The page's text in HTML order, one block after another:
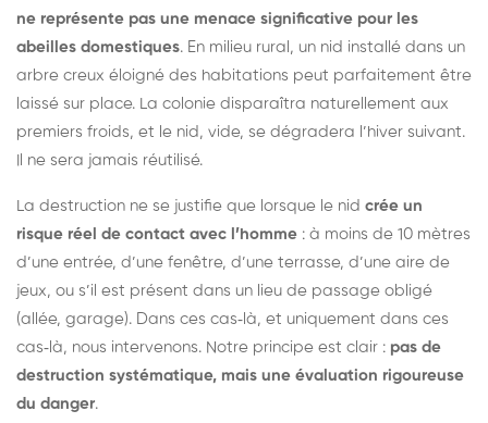
ne représente pas une menace significative pour les
abeilles domestiques. En milieu rural, un nid installé dans un
arbre creux éloigné des habitations peut parfaitement être
laissé sur place. La colonie disparaîtra naturellement aux
premiers froids, et le nid, vide, se dégradera l’hiver suivant.
Il ne sera jamais réutilisé.
La destruction ne se justifie que lorsque le nid crée un
risque réel de contact avec l’homme : à moins de 10 mètres
d’une entrée, d’une fenêtre, d’une terrasse, d’une aire de
jeux, ou s’il est présent dans un lieu de passage obligé
(allée, garage). Dans ces cas‑là, et uniquement dans ces
cas‑là, nous intervenons. Notre principe est clair : pas de
destruction systématique, mais une évaluation rigoureuse
du danger.